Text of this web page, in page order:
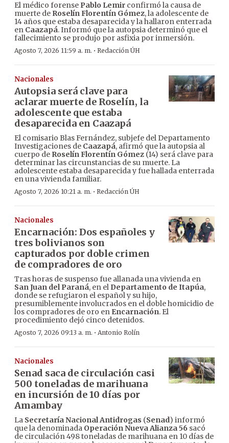
El médico forense Pablo Lemir confirmó la causa de
muerte de Roselín Florentín Gómez, la adolescente de
14 años que estaba desaparecida y la hallaron enterrada
en Caazapá. Informó que la autopsia determinó que el
fallecimiento se produjo por asfixia por inmersión.
Agosto 7, 2026 11:59 a. m. · Redacción ÚH
Nacionales
Autopsia será clave para
aclarar muerte de Roselín, la
adolescente que estaba
desaparecida en Caazapá
El comisario Blas Fernández, subjefe del Departamento
Investigaciones de Caazapá, afirmó que la autopsia al
cuerpo de Roselín Florentín Gómez (14) será clave para
determinar las circunstancias de su muerte. La
adolescente estaba desaparecida y fue hallada enterrada
en una vivienda familiar.
Agosto 7, 2026 10:21 a. m. · Redacción ÚH
Nacionales
Encarnación: Dos españoles y
tres bolivianos son
capturados por doble crimen
de compradores de oro
Tras horas de suspenso fue allanada una vivienda en
San Juan del Paraná, en el Departamento de Itapúa,
donde se refugiaron el español y su hijo,
presumiblemente involucrados en el doble homicidio de
los compradores de oro en Encarnación. El
procedimiento dejó cinco detenidos.
Agosto 7, 2026 09:13 a. m. · Antonio Rolín
Nacionales
Senad saca de circulación casi
500 toneladas de marihuana
en incursión de 10 días por
Amambay
La Secretaría Nacional Antidrogas (Senad) informó
que la denominada Operación Nueva Alianza 56 sacó
de circulación 498 toneladas de marihuana en 10 días de